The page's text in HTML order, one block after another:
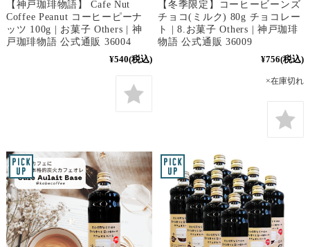
【神戸珈琲物語】 Cafe Nut
Coffee Peanut コーヒーピーナ
ッツ 100g | お菓子 Others | 神
戸珈琲物語 公式通販 36004
¥540(税込)
【冬季限定】コーヒービーンズ
チョコ(ミルク) 80g チョコレー
ト | 8.お菓子 Others | 神戸珈琲
物語 公式通販 36009
¥756(税込)
×在庫切れ